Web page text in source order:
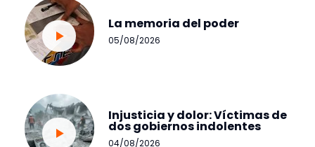
La memoria del poder
05/08/2026
Injusticia y dolor: Víctimas de
dos gobiernos indolentes
04/08/2026